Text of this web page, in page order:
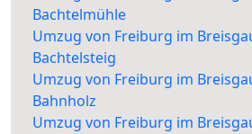
Bachtelmühle
Umzug von Freiburg im
Bachtelsteig
Umzug von Freiburg im
Bahnholz
Umzug von Freiburg im